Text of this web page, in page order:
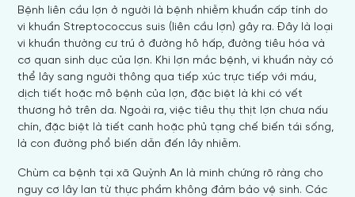
Bệnh liên cầu lợn ở người là bệnh nhiễm khuẩn cấp tính do
vi khuẩn Streptococcus suis (liên cầu lợn) gây ra. Đây là loại
vi khuẩn thường cư trú ở đường hô hấp, đường tiêu hóa và
cơ quan sinh dục của lợn. Khi lợn mắc bệnh, vi khuẩn này có
thể lây sang người thông qua tiếp xúc trực tiếp với máu,
dịch tiết hoặc mô bệnh của lợn, đặc biệt là khi có vết
thương hở trên da. Ngoài ra, việc tiêu thụ thịt lợn chưa nấu
chín, đặc biệt là tiết canh hoặc phủ tạng chế biến tái sống,
là con đường phổ biến dẫn đến lây nhiễm.
Chùm ca bệnh tại xã Quỳnh An là minh chứng rõ ràng cho
nguy cơ lây lan từ thực phẩm không đảm bảo vệ sinh. Các